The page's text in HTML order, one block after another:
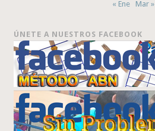
« Ene Mar »
ÚNETE A NUESTROS FACEBOOK